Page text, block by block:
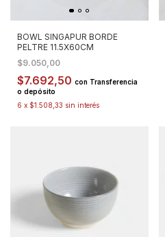
BOWL SINGAPUR BORDE
PELTRE 11.5X60CM
$9.050,00
$7.692,50 con Transferencia
o depósito
6 x $1.508,33 sin interés